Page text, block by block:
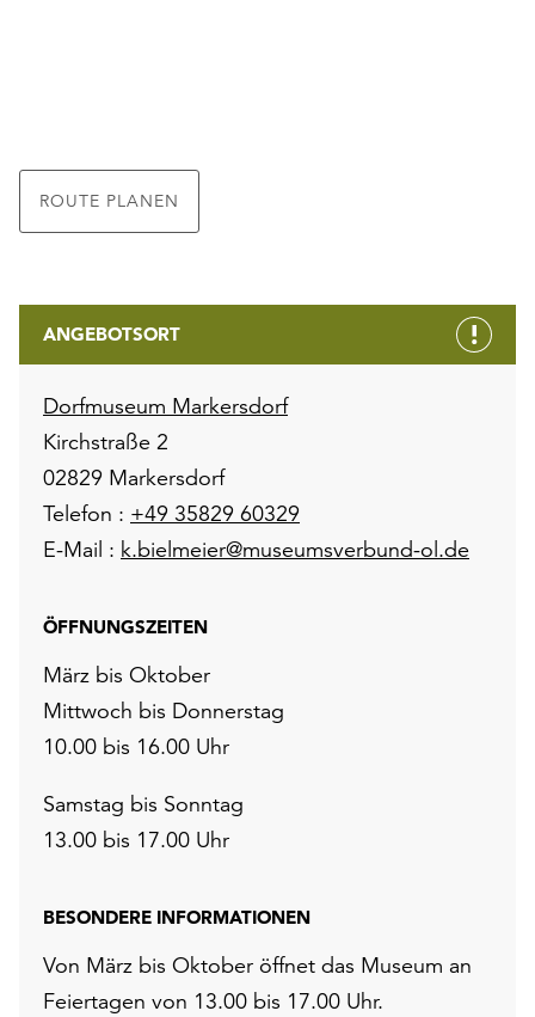
ROUTE PLANEN
ANGEBOTSORT
Dorfmuseum Markersdorf
Kirchstraße 2
02829 Markersdorf
Telefon : +49 35829 60329
E-Mail : k.bielmeier@museumsverbund-ol.de
ÖFFNUNGSZEITEN
März bis Oktober
Mittwoch bis Donnerstag
10.00 bis 16.00 Uhr
Samstag bis Sonntag
13.00 bis 17.00 Uhr
BESONDERE INFORMATIONEN
Von März bis Oktober öffnet das Museum an
Feiertagen von 13.00 bis 17.00 Uhr.